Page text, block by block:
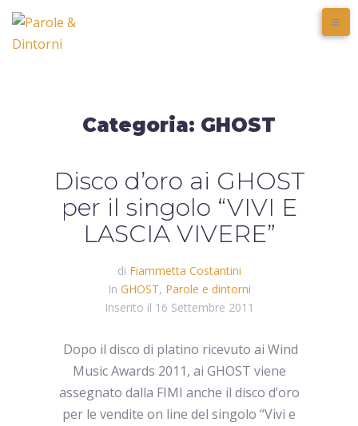
Categoria: GHOST
Disco d’oro ai GHOST
per il singolo “VIVI E
LASCIA VIVERE”
di Fiammetta Costantini
In GHOST, Parole e dintorni
Inserito il 16 Settembre 2011
Dopo il disco di platino ricevuto ai Wind
Music Awards 2011, ai GHOST viene
assegnato dalla FIMI anche il disco d’oro
per le vendite on line del singolo “Vivi e